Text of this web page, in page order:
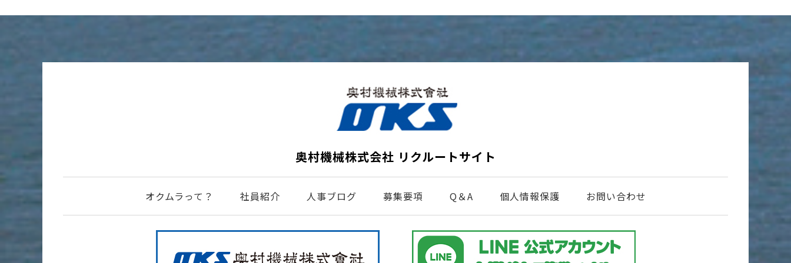
奥村機械株式会社 リクルートサイト
オクムラって？ 社員紹介 人事ブログ 募集要項 Q＆A 個人情報保護 お問い合わせ